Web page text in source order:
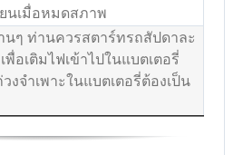
นเมื่อหมดสภาพ
นๆ ท่านควรสตาร์ทรถสัปดาละ
พื่อเติมไฟเข้าไปในแบตเตอรี่
งจำเพาะในแบตเตอรี่ต้องเป็น